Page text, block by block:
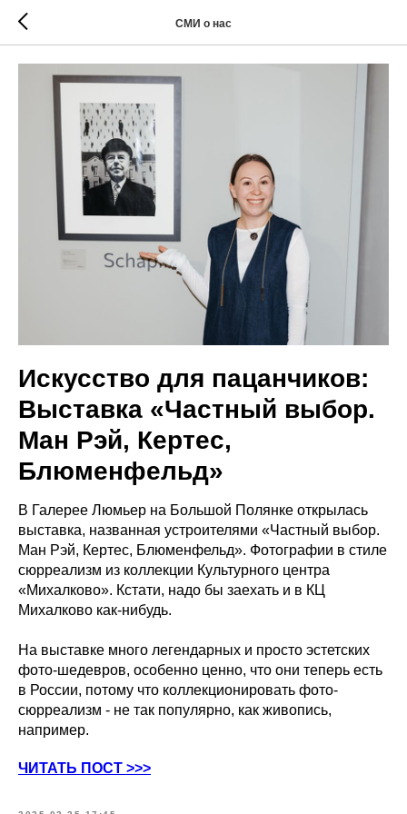
СМИ о нас
Искусство для пацанчиков:
Выставка «Частный выбор.
Ман Рэй, Кертес,
Блюменфельд»
В Галерее Люмьер на Большой Полянке открылась
выставка, названная устроителями «Частный выбор.
Ман Рэй, Кертес, Блюменфельд». Фотографии в стиле
сюрреализм из коллекции Культурного центра
«Михалково». Кстати, надо бы заехать и в КЦ
Михалково как-нибудь.
На выставке много легендарных и просто эстетских
фото-шедевров, особенно ценно, что они теперь есть
в России, потому что коллекционировать фото-
сюрреализм - не так популярно, как живопись,
например.
ЧИТАТЬ ПОСТ >>>